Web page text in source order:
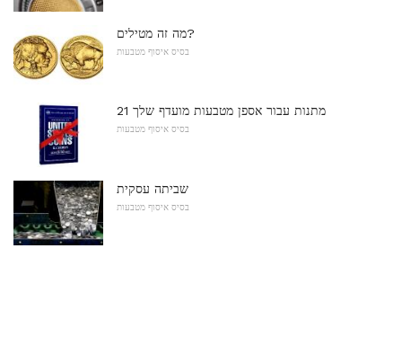
מה זה מטילים?
בסיס איסוף מטבעות
21 מתנות עבור אספן מטבעות מועדף שלך
בסיס איסוף מטבעות
שביתה עסקית
בסיס איסוף מטבעות